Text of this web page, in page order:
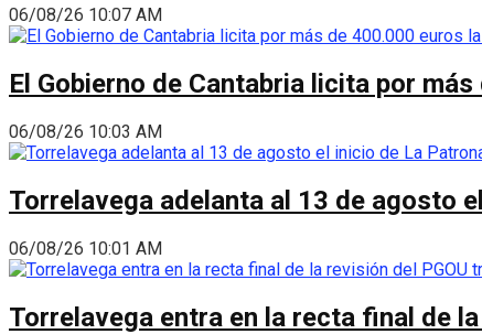
06/08/26 10:07 AM
El Gobierno de Cantabria licita por
06/08/26 10:03 AM
Torrelavega adelanta al 13 de agosto
06/08/26 10:01 AM
Torrelavega entra en la recta final de